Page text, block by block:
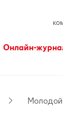
Онлайн-
Молодой